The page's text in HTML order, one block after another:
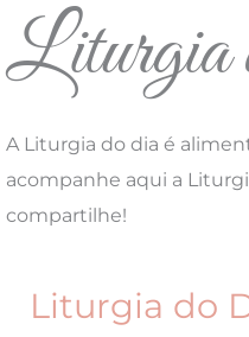
Liturgia
A Liturgia do dia é
acompanhe aqui a
compartilhe!
Liturgia do